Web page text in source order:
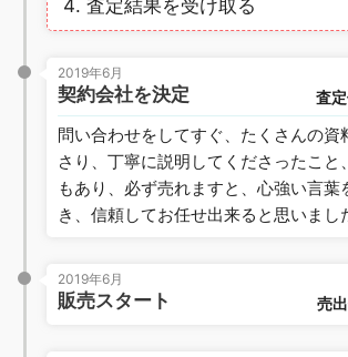
査定結果を受け取る
2019年6月
契約会社を決定 査
問い合わせをしてすぐ、たくさんの資
さり、丁寧に説明してくださったこと
もあり、必ず売れますと、心強い言葉
き、信頼してお任せ出来ると思いまし
2019年6月
販売スタート 売